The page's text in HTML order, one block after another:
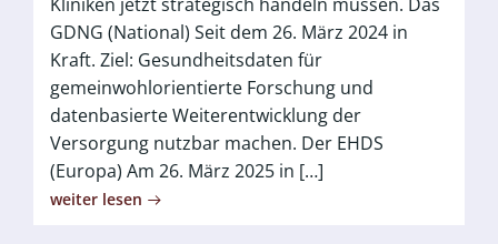
GDNG (National) Seit dem 26. März 2024 in
Kraft. Ziel: Gesundheitsdaten für
gemeinwohlorientierte Forschung und
datenbasierte Weiterentwicklung der
Versorgung nutzbar machen. Der EHDS
(Europa) Am 26. März 2025 in […]
weiter lesen